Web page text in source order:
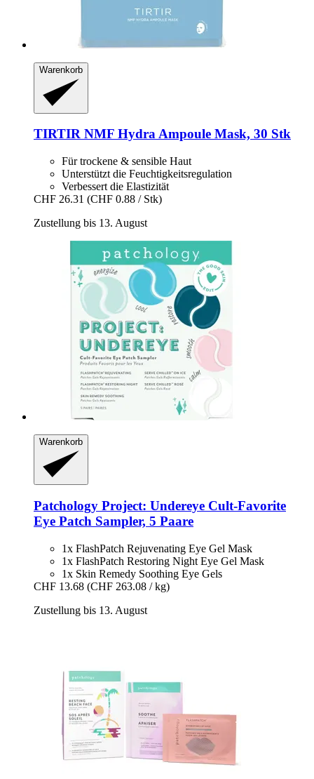
Warenkorb
TIRTIR NMF Hydra Ampoule Mask, 30 Stk
Für trockene & sensible Haut
Unterstützt die Feuchtigkeitsregulation
Verbessert die Elastizität
CHF 26.31 (CHF 0.88 / Stk)
Zustellung bis 13. August
Warenkorb
Patchology Project: Undereye Cult-​Favorite
Eye Patch Sampler, 5 Paare
1x FlashPatch Rejuvenating Eye Gel Mask
1x FlashPatch Restoring Night Eye Gel Mask
1x Skin Remedy Soothing Eye Gels
CHF 13.68 (CHF 263.08 / kg)
Zustellung bis 13. August